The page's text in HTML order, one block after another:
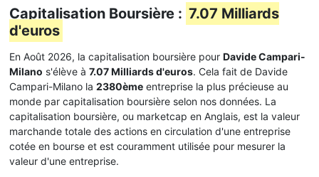
Capitalisation Boursière : 7.07 Milliards
d'euros
En Août 2026, la capitalisation boursière pour Davide Campari-
Milano s'élève à 7.07 Milliards d'euros. Cela fait de Davide
Campari-Milano la 2380ème entreprise la plus précieuse au
monde par capitalisation boursière selon nos données. La
capitalisation boursière, ou marketcap en Anglais, est la valeur
marchande totale des actions en circulation d'une entreprise
cotée en bourse et est couramment utilisée pour mesurer la
valeur d'une entreprise.